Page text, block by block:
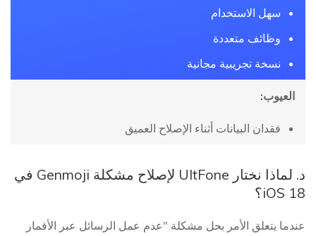
سهل الاستخدام
وظائف متعددة
نسخة تجريبية مجانية
العيوب:
فقدان البيانات أثناء الإصلاح العميق
د. لماذا نختار UltFone لإصلاح مشكلة Genmoji في
iOS 18؟
عندما يتعلق الأمر بحل مشكلة "عدم عمل الرسائل عبر الأقمار